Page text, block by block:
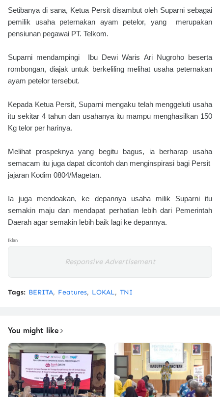
Setibanya di sana, Ketua Persit disambut oleh Suparni sebagai
pemilik usaha peternakan ayam petelor, yang merupakan
pensiunan pegawai PT. Telkom.
Suparni mendampingi Ibu Dewi Waris Ari Nugroho beserta
rombongan, diajak untuk berkeliling melihat usaha peternakan
ayam petelor tersebut.
Kepada Ketua Persit, Suparni mengaku telah menggeluti usaha
itu sekitar 4 tahun dan usahanya itu mampu menghasilkan 150
Kg telor per harinya.
Melihat prospeknya yang begitu bagus, ia berharap usaha
semacam itu juga dapat dicontoh dan menginspirasi bagi Persit
jajaran Kodim 0804/Magetan.
Ia juga mendoakan, ke depannya usaha milik Suparni itu
semakin maju dan mendapat perhatian lebih dari Pemerintah
Daerah agar semakin lebih baik lagi ke depannya.
Iklan
Responsive Advertisement
Tags: BERITA Features LOKAL TNI
You might like